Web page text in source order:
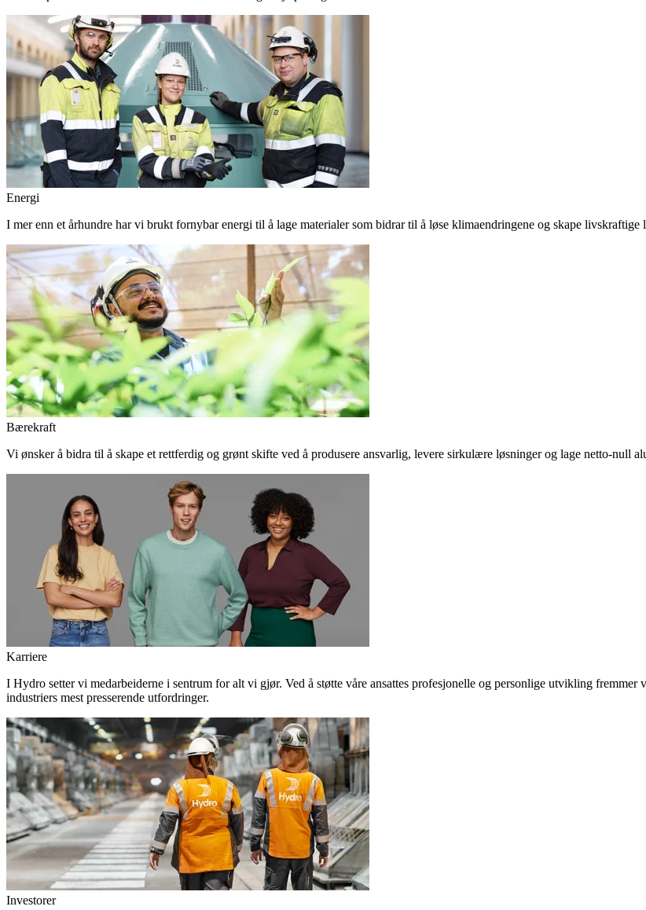
Energi
I mer enn et århundre har vi brukt fornybar energi til å lage materialer som bidrar til å løse klimaendringene og skape
Bærekraft
Vi ønsker å bidra til å skape et rettferdig og grønt skifte ved å produsere ansvarlig, levere sirkulære løsninger og lage netto-null
Karriere
I Hydro setter vi medarbeiderne i sentrum for alt vi gjør. Ved å støtte våre ansattes profesjonelle og personlige utvikling
industriers mest presserende utfordringer.
Investorer